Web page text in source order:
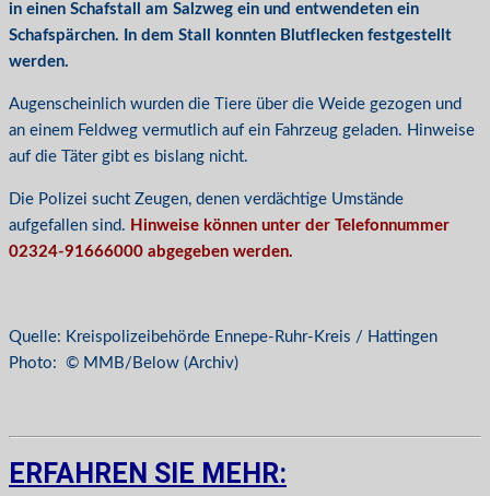
in einen Schafstall am Salzweg ein und entwendeten ein
Schafspärchen. In dem Stall konnten Blutflecken festgestellt
werden.
Augenscheinlich wurden die Tiere über die Weide gezogen und
an einem Feldweg vermutlich auf ein Fahrzeug geladen. Hinweise
auf die Täter gibt es bislang nicht.
Die Polizei sucht Zeugen, denen verdächtige Umstände
aufgefallen sind. Hinweise können unter der Telefonnummer
02324-91666000 abgegeben werden.
Quelle: Kreispolizeibehörde Ennepe-Ruhr-Kreis / Hattingen
Photo: © MMB/Below (Archiv)
ERFAHREN SIE MEHR: